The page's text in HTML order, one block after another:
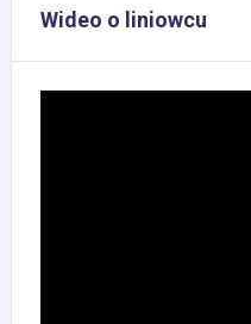
Wideo o liniowcu